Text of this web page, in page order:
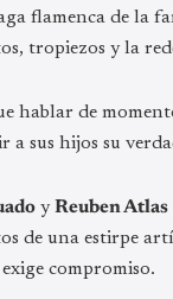
flamenca de la
tropiezos y la
hablar de
a sus hijos su
yReuben Atlas
de una estirpe
compromiso.